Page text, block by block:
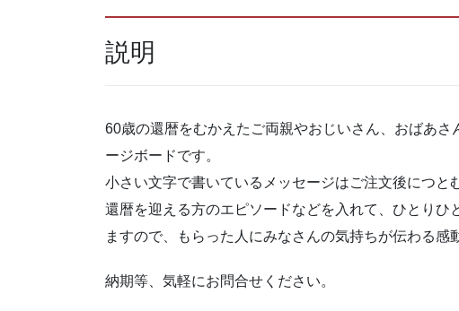
暦
る
ム
イ
ン
説明
60歳の還暦をむかえたご両親やおじいさん、おばあ
ージボードです。
小さい文字で書いているメッセージはご注文後につと
還暦を迎える方のエピソードなどを入れて、ひとり
ますので、もらった人にみなさんの気持ちが伝わる感
納期等、気軽にお問合せください。